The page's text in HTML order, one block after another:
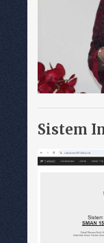
Sistem